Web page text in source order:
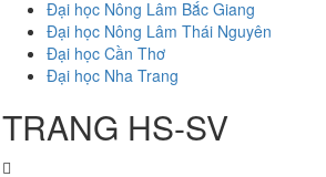
Đại học Nông Lâm Bắc Giang
Đại học Nông Lâm Thái Nguyên
Đại học Cần Thơ
Đại học Nha Trang
TRANG HS-SV